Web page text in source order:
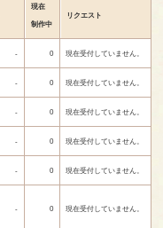
現在
制作中
リクエスト
- 0 現在受付していません。
- 0 現在受付していません。
- 0 現在受付していません。
- 0 現在受付していません。
- 0 現在受付していません。
- 0 現在受付していません。